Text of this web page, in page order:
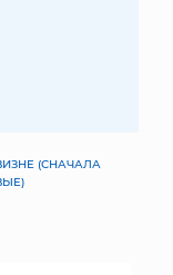
(СНАЧАЛА